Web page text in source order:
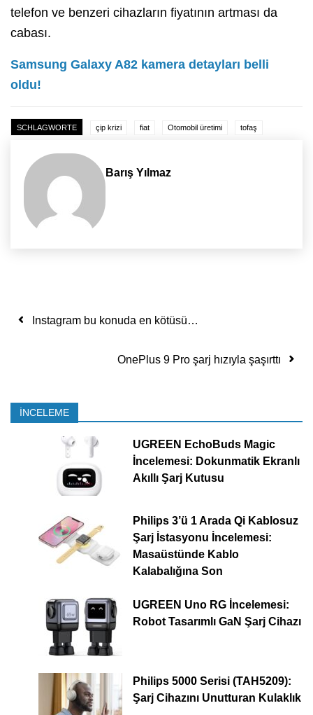
telefon ve benzeri cihazların fiyatının artması da
cabası.
Samsung Galaxy A82 kamera detayları belli
oldu!
SCHLAGWORTE çip krizi fiat Otomobil üretimi tofaş
Barış Yılmaz
Yazı dolaşımı
Instagram bu konuda en kötüsü…
OnePlus 9 Pro şarj hızıyla şaşırttı
İNCELEME
UGREEN EchoBuds Magic
İncelemesi: Dokunmatik Ekranlı
Akıllı Şarj Kutusu
Philips 3’ü 1 Arada Qi Kablosuz
Şarj İstasyonu İncelemesi:
Masaüstünde Kablo
Kalabalığına Son
UGREEN Uno RG İncelemesi:
Robot Tasarımlı GaN Şarj Cihazı
Philips 5000 Serisi (TAH5209):
Şarj Cihazını Unutturan Kulaklık